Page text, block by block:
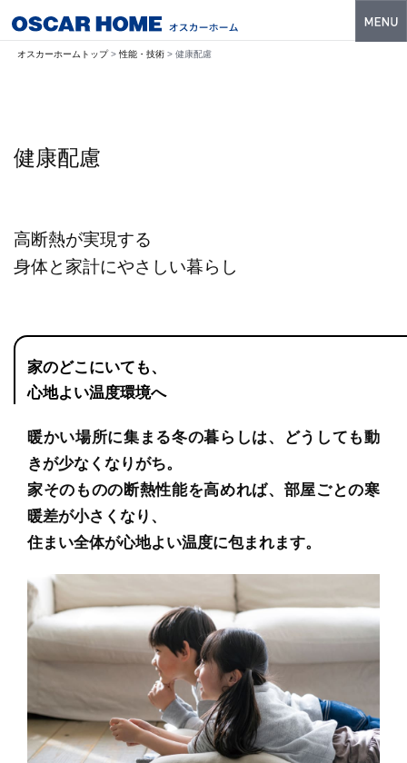
トップ
オンライン相談会
オスカーホームトップ> 性能・技術> 健康配慮
健康配慮
高断熱が実現する
身体と家計にやさしい暮らし
家のどこにいても、
心地よい温度環境へ
暖かい場所に集まる冬の暮らしは、どうしても動
きが少なくなりがち。
家そのものの断熱性能を高めれば、部屋ごとの寒
暖差が小さくなり、
住まい全体が心地よい温度に包まれます。